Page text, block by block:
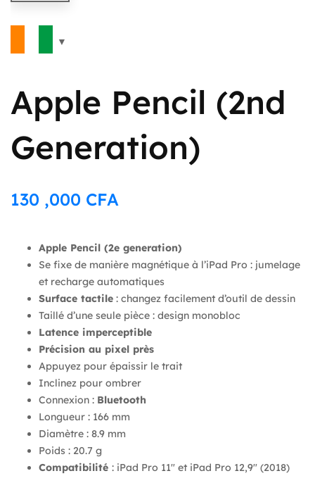
Apple Pencil (2nd
Generation)
130 ,000 CFA
Apple Pencil (2e generation)
Se fixe de manière magnétique à l’iPad Pro : jumelage
et recharge automatiques
Surface tactile : changez facilement d’outil de dessin
Taillé d’une seule pièce : design monobloc
Latence imperceptible
Précision au pixel près
Appuyez pour épaissir le trait
Inclinez pour ombrer
Connexion : Bluetooth
Longueur : 166 mm
Diamètre : 8.9 mm
Poids : 20.7 g
Compatibilité : iPad Pro 11″ et iPad Pro 12,9″ (2018)